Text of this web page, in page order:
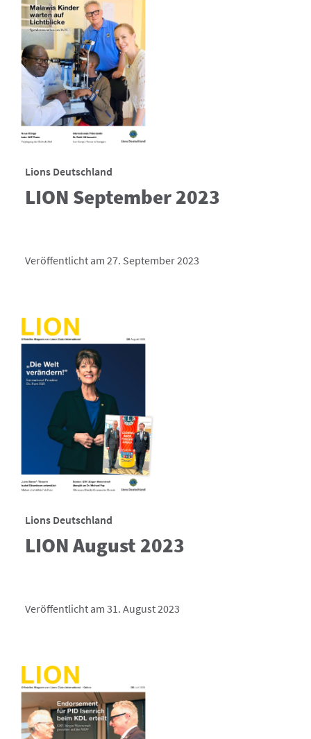
Lions Deutschland
LION September 2023
Veröffentlicht am 27. September 2023
Lions Deutschland
LION August 2023
Veröffentlicht am 31. August 2023